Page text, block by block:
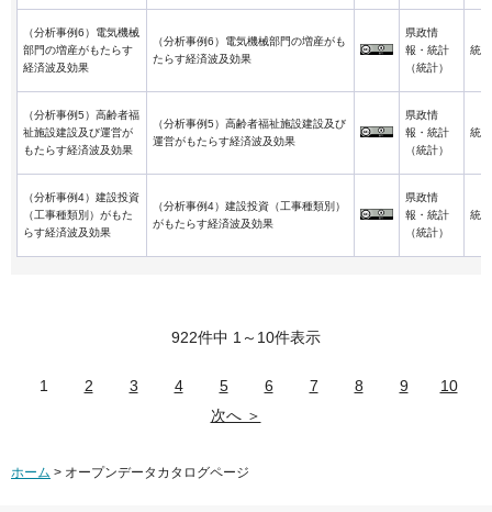
（分析事例6）電気機械
部門の増産がもたらす
経済波及効果
（分析事例6）電気機械部門の増産がも
たらす経済波及効果
県政情
報・統計
（統計）
統計
（分析事例5）高齢者福
祉施設建設及び運営が
もたらす経済波及効果
（分析事例5）高齢者福祉施設建設及び
運営がもたらす経済波及効果
県政情
報・統計
（統計）
統計
（分析事例4）建設投資
（工事種類別）がもた
らす経済波及効果
（分析事例4）建設投資（工事種類別）
がもたらす経済波及効果
県政情
報・統計
（統計）
統計
922件中 1～10件表示
1 2 3 4 5 6 7 8 9
10
次へ ＞
ホーム > オープンデータカタログページ